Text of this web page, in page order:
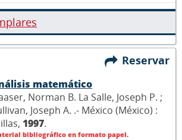
Reservar
matemático
Norman B. La Salle, Joseph P. ;
Joseph A. .- México (México) :
1997.
bibliográfico en formato papel.